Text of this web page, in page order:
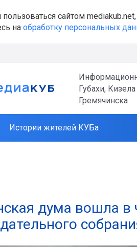
сайтом
на обработку персональных
Губахи, Кизела
Гремячинска
Истории жителей КУБа
дума вошла